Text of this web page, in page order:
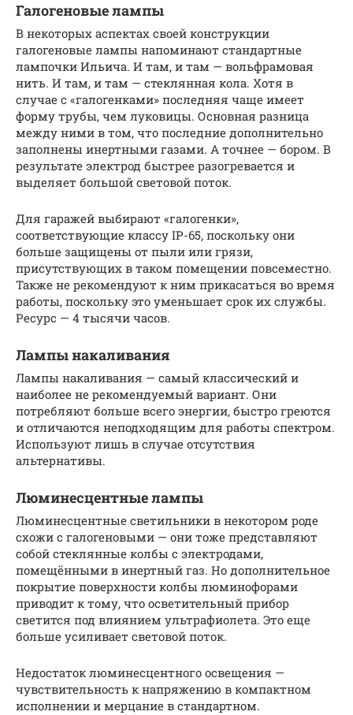
Галогеновые лампы
В некоторых аспектах своей конструкции
галогеновые лампы напоминают стандартные
лампочки Ильича. И там, и там — вольфрамовая
нить. И там, и там — стеклянная кола. Хотя в
случае с «галогенками» последняя чаще имеет
форму трубы, чем луковицы. Основная разница
между ними в том, что последние дополнительно
заполнены инертными газами. А точнее — бором. В
результате электрод быстрее разогревается и
выделяет большой световой поток.
Для гаражей выбирают «галогенки»,
соответствующие классу IP-65, поскольку они
больше защищены от пыли или грязи,
присутствующих в таком помещении повсеместно.
Также не рекомендуют к ним прикасаться во время
работы, поскольку это уменьшает срок их службы.
Ресурс — 4 тысячи часов.
Лампы накаливания
Лампы накаливания — самый классический и
наиболее не рекомендуемый вариант. Они
потребляют больше всего энергии, быстро греются
и отличаются неподходящим для работы спектром.
Используют лишь в случае отсутствия
альтернативы.
Люминесцентные лампы
Люминесцентные светильники в некотором роде
схожи с галогеновыми — они тоже представляют
собой стеклянные колбы с электродами,
помещёнными в инертный газ. Но дополнительное
покрытие поверхности колбы люминофорами
приводит к тому, что осветительный прибор
светится под влиянием ультрафиолета. Это еще
больше усиливает световой поток.
Недостаток люминесцентного освещения —
чувствительность к напряжению в компактном
исполнении и мерцание в стандартном.